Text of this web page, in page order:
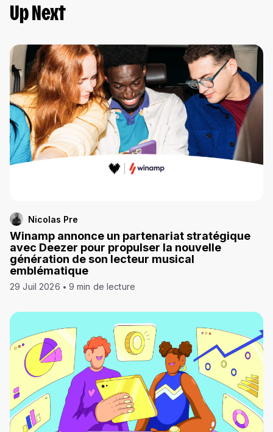
Up Next
Nicolas Pre
Winamp annonce un partenariat stratégique
avec Deezer pour propulser la nouvelle
génération de son lecteur musical
emblématique
29 Juil 2026 9 min de lecture